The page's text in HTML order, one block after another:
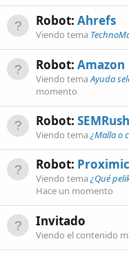
Robot: Ahrefs
Viendo tema
Robot: Amazon
Viendo temaAyuda
momento
Robot: SEMRush
Viendo tema¿Malla o
Robot: Proximic
Viendo tema¿Qué
Hace un momento
Invitado
Viendo el contenido